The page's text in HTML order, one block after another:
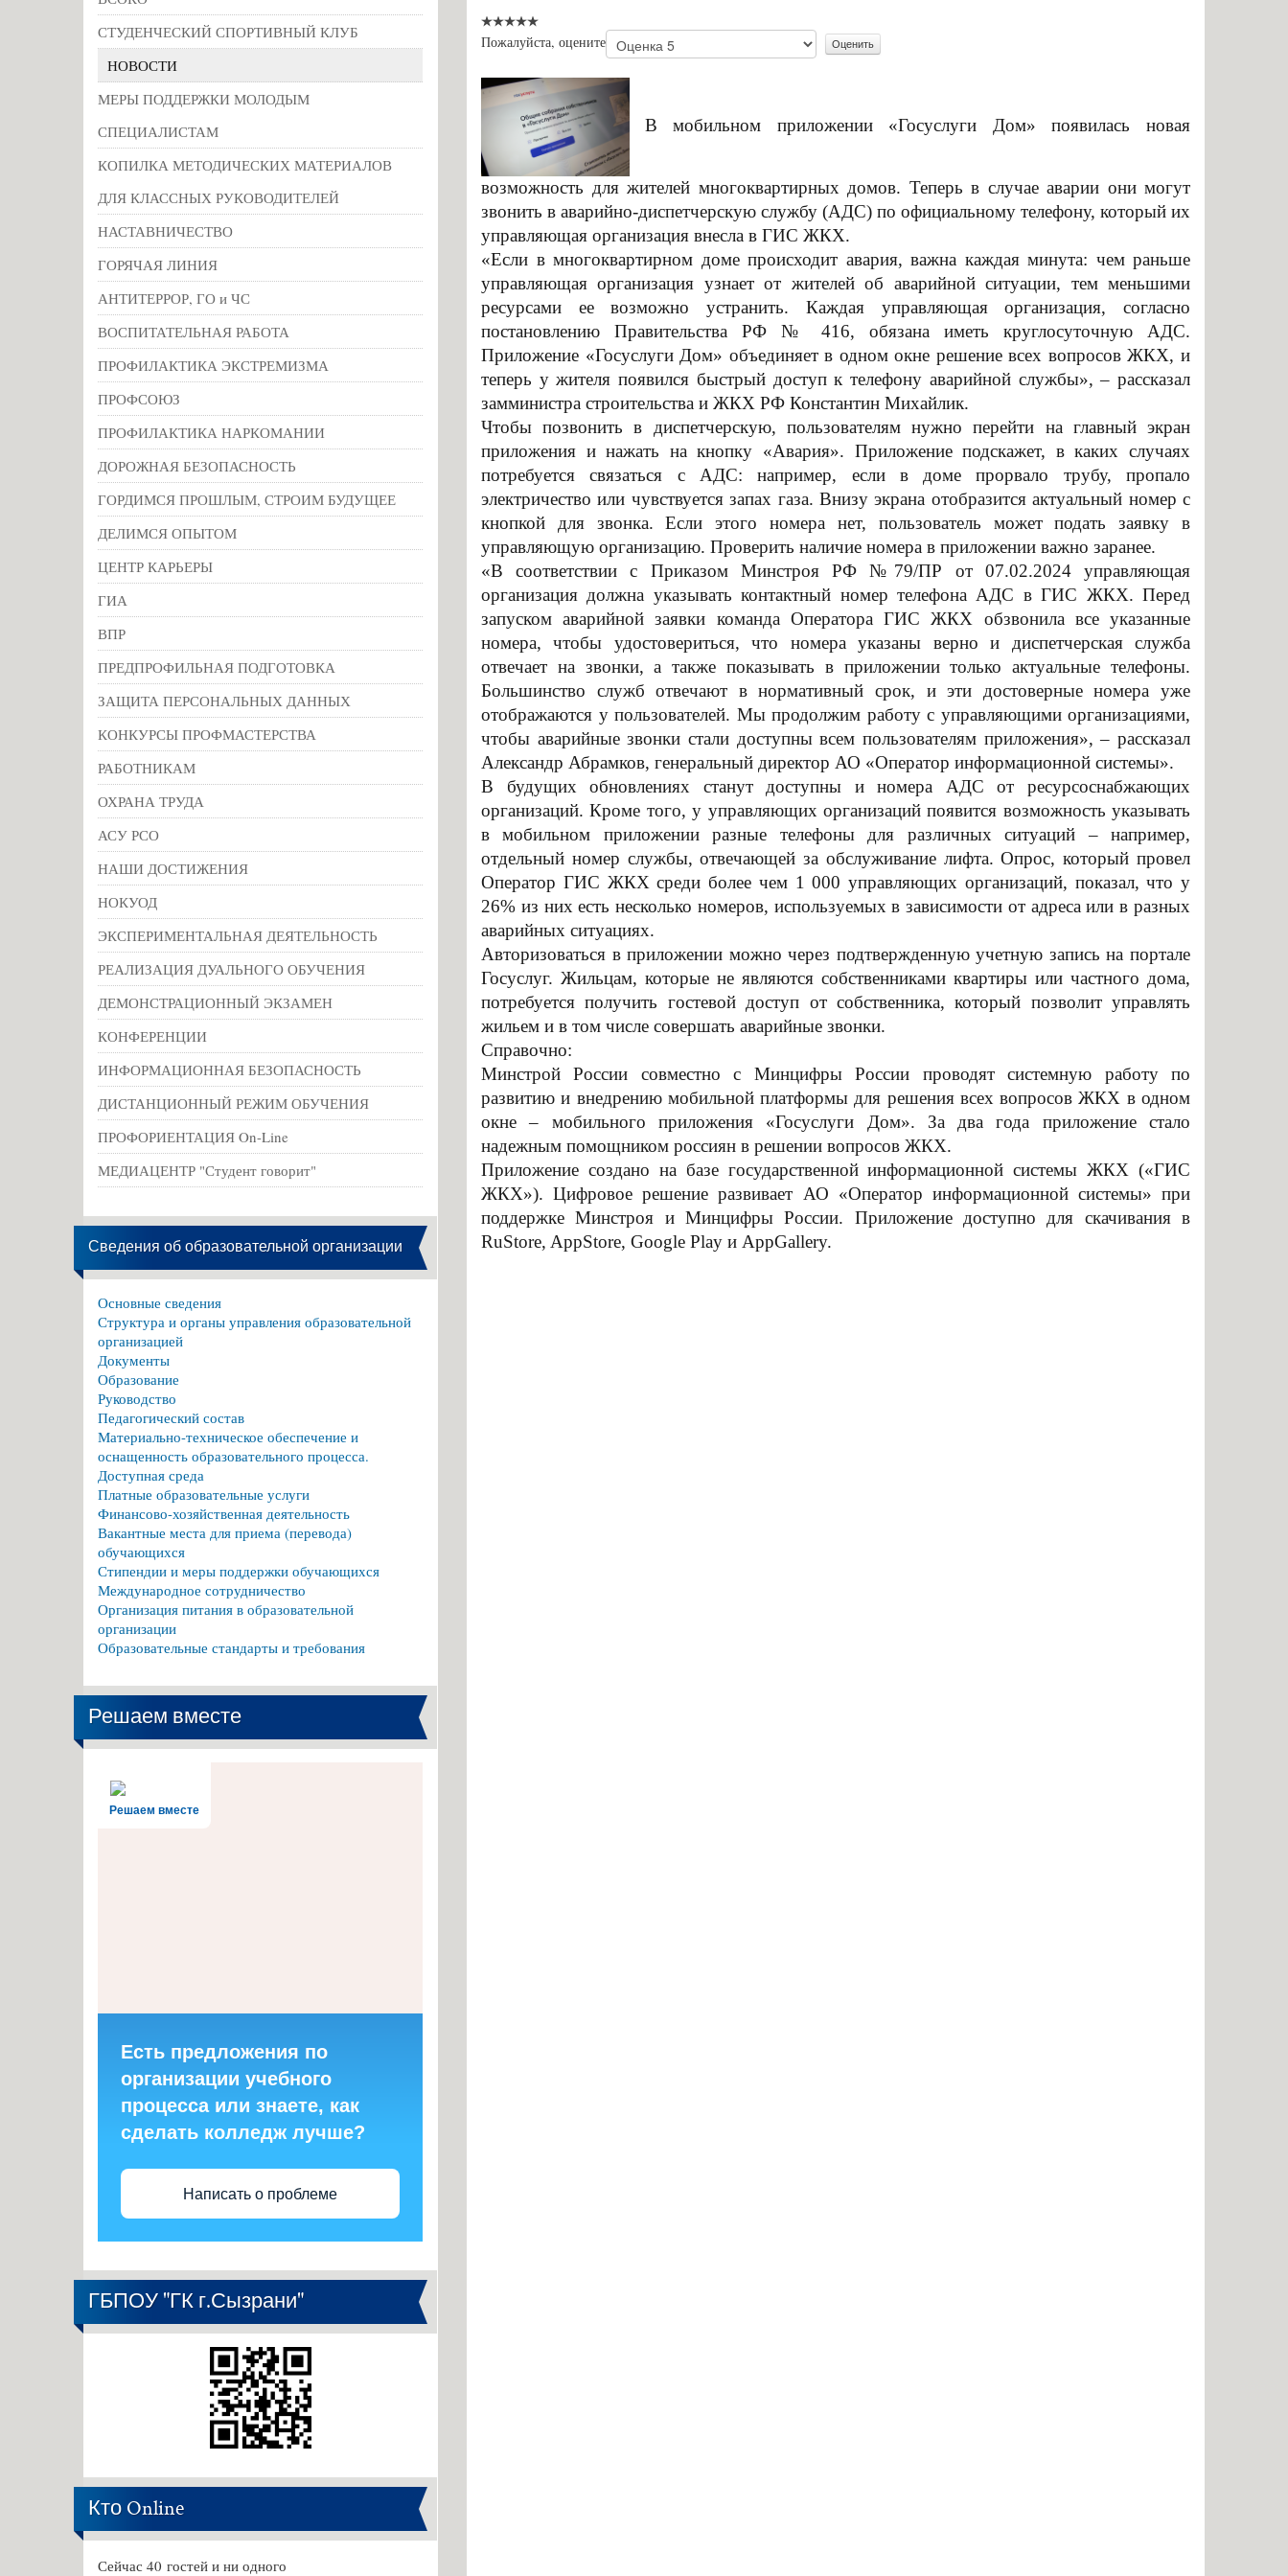
Стипендии и меры поддержки
обучающихся
Международное сотрудничество
Организация питания в
образовательной организации
Образовательные стандарты и
требования
здоровья
Информация для абитуриентов
Образовательный кредит с
государственной поддержкой
Основание для представления
льгот
Особенности приема
иностранных граждан
Заочное обучение
Дополнительное
профессиональное образование
Пожалуйста, оцените
В мобильном приложении «Госуслуги Дом» появилась новая
возможность для жителей многоквартирных домов. Теперь в случае аварии они могут
звонить в аварийно-диспетчерскую службу (АДС) по официальному телефону, который их
управляющая организация внесла в ГИС ЖКХ.
«Если в многоквартирном доме происходит авария, важна каждая минута: чем раньше
управляющая организация узнает от жителей об аварийной ситуации, тем меньшими
ресурсами ее возможно устранить. Каждая управляющая организация, согласно
постановлению Правительства РФ № 416, обязана иметь круглосуточную АДС.
Приложение «Госуслуги Дом» объединяет в одном окне решение всех вопросов ЖКХ, и
теперь у жителя появился быстрый доступ к телефону аварийной службы», – рассказал
замминистра строительства и ЖКХ РФ Константин Михайлик.
Чтобы позвонить в диспетчерскую, пользователям нужно перейти на главный экран
приложения и нажать на кнопку «Авария». Приложение подскажет, в каких случаях
потребуется связаться с АДС: например, если в доме прорвало трубу, пропало
электричество или чувствуется запах газа. Внизу экрана отобразится актуальный номер с
кнопкой для звонка. Если этого номера нет, пользователь может подать заявку в
управляющую организацию. Проверить наличие номера в приложении важно заранее.
«В соответствии с Приказом Минстроя РФ №79/ПР от 07.02.2024 управляющая
организация должна указывать контактный номер телефона АДС в ГИС ЖКХ. Перед
запуском аварийной заявки команда Оператора ГИС ЖКХ обзвонила все указанные
номера, чтобы удостовериться, что номера указаны верно и диспетчерская служба
отвечает на звонки, а также показывать в приложении только актуальные телефоны.
Большинство служб отвечают в нормативный срок, и эти достоверные номера уже
отображаются у пользователей. Мы продолжим работу с управляющими организациями,
чтобы аварийные звонки стали доступны всем пользователям приложения», – рассказал
Александр Абрамков, генеральный директор АО «Оператор информационной системы».
В будущих обновлениях станут доступны и номера АДС от ресурсоснабжающих
организаций. Кроме того, у управляющих организаций появится возможность указывать
в мобильном приложении разные телефоны для различных ситуаций – например,
отдельный номер службы, отвечающей за обслуживание лифта. Опрос, который провел
Оператор ГИС ЖКХ среди более чем 1 000 управляющих организаций, показал, что у
26% из них есть несколько номеров, используемых в зависимости от адреса или в разных
аварийных ситуациях.
Авторизоваться в приложении можно через подтвержденную учетную запись на портале
Госуслуг. Жильцам, которые не являются собственниками квартиры или частного дома,
потребуется получить гостевой доступ от собственника, который позволит управлять
жильем и в том числе совершать аварийные звонки.
Справочно:
Минстрой России совместно с Минцифры России проводят системную работу по
развитию и внедрению мобильной платформы для решения всех вопросов ЖКХ в одном
окне – мобильного приложения «Госуслуги Дом». За два года приложение стало
надежным помощником россиян в решении вопросов ЖКХ.
Приложение создано на базе государственной информационной системы ЖКХ («ГИС
ЖКХ»). Цифровое решение развивает АО «Оператор информационной системы» при
поддержке Минстроя и Минцифры России. Приложение доступно для скачивания в
RuStore, AppStore, Google Play и AppGallery.
СТУДЕНЧЕСКИЙ СПОРТИВНЫЙ КЛУБ
НОВОСТИ
МЕРЫ ПОДДЕРЖКИ МОЛОДЫМ
СПЕЦИАЛИСТАМ
КОПИЛКА МЕТОДИЧЕСКИХ МАТЕРИАЛОВ
ДЛЯ КЛАССНЫХ РУКОВОДИТЕЛЕЙ
НАСТАВНИЧЕСТВО
ГОРЯЧАЯ ЛИНИЯ
АНТИТЕРРОР, ГО и ЧС
ВОСПИТАТЕЛЬНАЯ РАБОТА
ПРОФИЛАКТИКА ЭКСТРЕМИЗМА
ПРОФСОЮЗ
ПРОФИЛАКТИКА НАРКОМАНИИ
ДОРОЖНАЯ БЕЗОПАСНОСТЬ
ГОРДИМСЯ ПРОШЛЫМ, СТРОИМ БУДУЩЕЕ
ДЕЛИМСЯ ОПЫТОМ
ЦЕНТР КАРЬЕРЫ
ГИА
ВПР
ПРЕДПРОФИЛЬНАЯ ПОДГОТОВКА
ЗАЩИТА ПЕРСОНАЛЬНЫХ ДАННЫХ
КОНКУРСЫ ПРОФМАСТЕРСТВА
РАБОТНИКАМ
ОХРАНА ТРУДА
АСУ РСО
НАШИ ДОСТИЖЕНИЯ
НОКУОД
ЭКСПЕРИМЕНТАЛЬНАЯ ДЕЯТЕЛЬНОСТЬ
РЕАЛИЗАЦИЯ ДУАЛЬНОГО ОБУЧЕНИЯ
ДЕМОНСТРАЦИОННЫЙ ЭКЗАМЕН
КОНФЕРЕНЦИИ
ИНФОРМАЦИОННАЯ БЕЗОПАСНОСТЬ
ДИСТАНЦИОННЫЙ РЕЖИМ ОБУЧЕНИЯ
ПРОФОРИЕНТАЦИЯ On-Line
МЕДИАЦЕНТР "Студент говорит"
Сведения об образовательной организации
Основные сведения
Структура и органы управления образовательной
организацией
Документы
Образование
Руководство
Педагогический состав
Материально-техническое обеспечение и
оснащенность образовательного процесса.
Доступная среда
Платные образовательные услуги
Финансово-хозяйственная деятельность
Вакантные места для приема (перевода)
обучающихся
Стипендии и меры поддержки обучающихся
Международное сотрудничество
Организация питания в образовательной
организации
Образовательные стандарты и требования
Решаем вместе
Решаем вместе
Есть предложения по
организации учебного
процесса или знаете, как
сделать колледж лучше?
Написать о проблеме
ГБПОУ "ГК г.Сызрани"
Кто Online
Сейчас 40 гостей и ни одного